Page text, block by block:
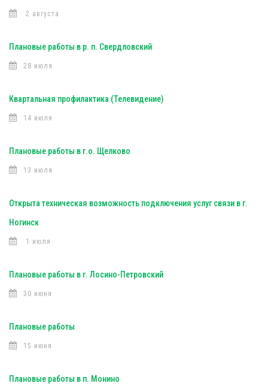
2 августа
Плановые работы в р. п. Свердловский
28 июля
Квартальная профилактика (Телевидение)
14 июля
Плановые работы в г.о. Щелково
13 июля
Открыта техническая возможность подключения услуг связи в г.
Ногинск
1 июля
Плановые работы в г. Лосино-Петровский
30 июня
Плановые работы
15 июня
Плановые работы в п. Монино